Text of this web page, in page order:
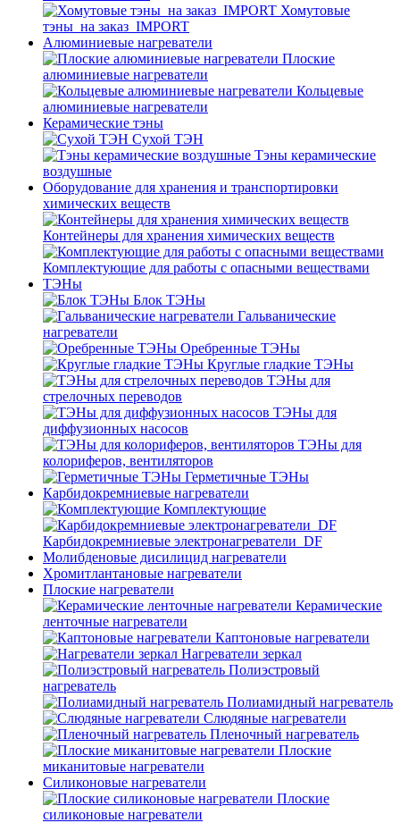
Хомутовые
тэны_на заказ_IMPORT
Алюминиевые нагреватели
Плоские
алюминиевые нагреватели
Кольцевые
алюминиевые нагреватели
Керамические тэны
Сухой ТЭН
Тэны керамические
воздушные
Оборудование для хранения и транспортировки
химических веществ
Контейнеры для хранения химических веществ
Комплектующие для работы с опасными веществами
ТЭНы
Блок ТЭНы
Гальванические
нагреватели
Оребренные ТЭНы
Круглые гладкие ТЭНы
ТЭНы для
стрелочных переводов
ТЭНы для
диффузионных насосов
ТЭНы для
колориферов, вентиляторов
Герметичные ТЭНы
Карбидокремниевые нагреватели
Комплектующие
Карбидокремниевые электронагреватели_DF
Молибденовые дисилицид нагреватели
Хромитлантановые нагреватели
Плоские нагреватели
Керамические
ленточные нагреватели
Каптоновые нагреватели
Нагреватели зеркал
Полиэстровый
нагреватель
Полиамидный нагреватель
Слюдяные нагреватели
Пленочный нагреватель
Плоские
миканитовые нагреватели
Силиконовые нагреватели
Плоские
силиконовые нагреватели